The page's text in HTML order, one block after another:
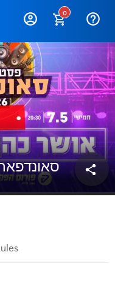
0 help_outline
share